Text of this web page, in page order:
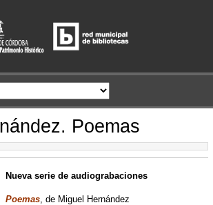
Poemas
Nueva serie de audiograbaciones
Poemas, de Miguel Hernández